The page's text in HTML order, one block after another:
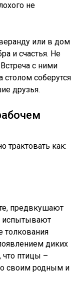
не
или в дом
и счастья. Не
с ними
соберутся
друзья.
трактовать как:
предвкушают
испытывают
толкования
диких
что птицы –
своим родным и